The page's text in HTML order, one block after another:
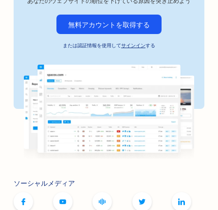
無料アカウントを取得する
または認証情報を使用してサインインする
ソーシャルメディア